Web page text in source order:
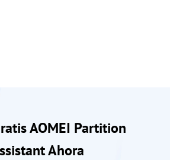
AOMEI Partition
Ahora